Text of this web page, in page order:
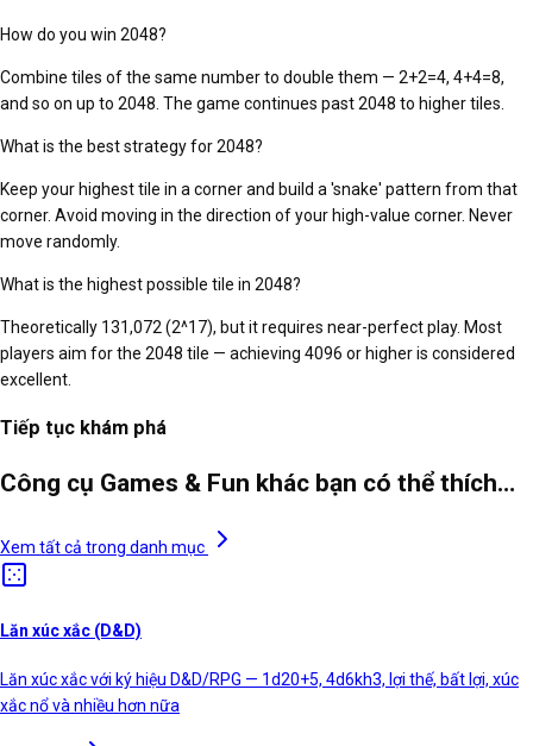
How do you win 2048?
Combine tiles of the same number to double them — 2+2=4, 4+4=8,
and so on up to 2048. The game continues past 2048 to higher tiles.
What is the best strategy for 2048?
Keep your highest tile in a corner and build a 'snake' pattern from that
corner. Avoid moving in the direction of your high-value corner. Never
move randomly.
What is the highest possible tile in 2048?
Theoretically 131,072 (2^17), but it requires near-perfect play. Most
players aim for the 2048 tile — achieving 4096 or higher is considered
excellent.
Tiếp tục khám phá
Công cụ Games & Fun khác bạn có thể thích…
Xem tất cả trong danh mục
Lăn xúc xắc (D&D)
Lăn xúc xắc với ký hiệu D&D/RPG — 1d20+5, 4d6kh3, lợi thế, bất lợi, xúc
xắc nổ và nhiều hơn nữa